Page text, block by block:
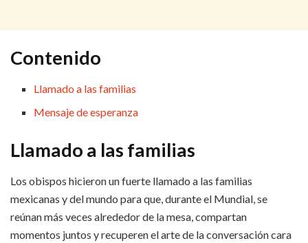
Contenido
Llamado a las familias
Mensaje de esperanza
Llamado a las familias
Los obispos hicieron un fuerte llamado a las familias
mexicanas y del mundo para que, durante el Mundial, se
reúnan más veces alrededor de la mesa, compartan
momentos juntos y recuperen el arte de la conversación cara